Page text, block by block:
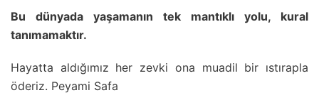
Bu dünyada yaşamanın tek mantıklı yolu, kural
tanımamaktır.
Hayatta aldığımız her zevki ona muadil bir ıstırapla
öderiz. Peyami Safa